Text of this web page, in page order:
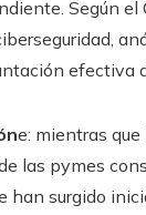
Según
efectiva
e: mientras
las pymes
han surgido